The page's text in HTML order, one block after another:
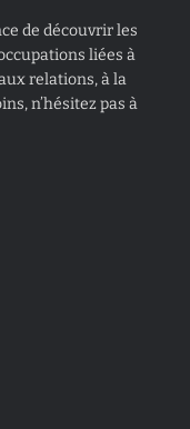
de découvrir les
liées à
relations, à la
n’hésitez pas à